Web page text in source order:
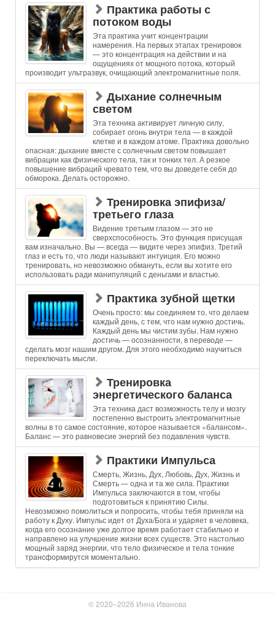
Практика работы с
потоком воды
Эта практика учит концентрации
намерения. На первых этапах тренировок
— это концентрация на действии и на
ощущениях от мощного потока, который
производит ультразвук, очищающий электромагнитные поля.
Дыхание солнечным
светом
Эта техника активирует личную силу,
собирает огонь внутри тела — в каждой
клетке и в каждом атоме. Практика довольно
опасная: дыхание вместе с солнечным светом повышает
вибрации как физического тела, так и тонких тел. А резкое
повышение вибраций чревато тем, что вы доведете себя до
обморока. Делать осторожно.
Тренировка эпифиза/
третьего глаза
Видение третьим глазом — это не
сверхспособность. Это функция присущая
вам изначально. Вы — всегда — видите через эпифиз. Третий
глаз и есть то, что люди называют интуиция. Его можно
тренировать, но невозможно обмануть, если вы хотите его
использовать ради манипуляций с деньгами и властью.
Практика зубной щетки
Очень просто: мы соединяем то, что делаем
каждый день, с тем, что нам нужно достичь.
Каждый день мы чистим зубы. Нам нужно
достичь — осознанности, в переводе —
сделать мозг нашим другом. Для этого необходимо научиться
переключать мысли.
Тренировка
энергетического баланса
Эта техника даст возможность телу и мозгу
постепенно выстроить электромагнитные
волны в то самое состояние, которое называется «балансом».
Баланс — это равновесие энергий без подавления чувств.
Практики Импульса
Смерть, Жизнь, Дух, Любовь, Дух, Жизнь и
Смерть — одна и та же сила. Практики
Импульса заключаются в том, чтобы
подготовиться к принятию Силы.
Невозможно помолиться и попросить, чтобы тебя приняли на
работу к Духу. Импульс идет от Духа/Бога и ударяет в человека,
когда его осознание уже долгое время работает стабильно и
направлено на улучшение жизни всех существ. Это настолько
мощный заряд энергии, что тело физическое и тела тонкие
трансформирутся моментально.
© 2020–2026 Инна Иванова